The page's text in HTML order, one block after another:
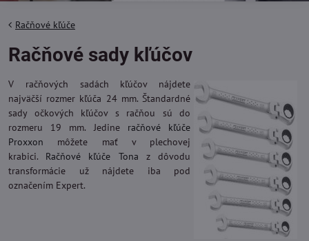
Račňové kľúče
Račňové sady kľúčov
V račňových sadách kľúčov nájdete
najväčší rozmer kľúča 24 mm. Štandardné
sady očkových kľúčov s račňou sú do
rozmeru 19 mm. Jedine račňové kľúče
Proxxon môžete mať v plechovej
krabici. Račňové kľúče Tona z dôvodu
transformácie už nájdete iba pod
označením Expert.